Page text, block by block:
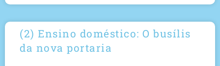
(2) Ensino doméstico: O busílis
da nova portaria